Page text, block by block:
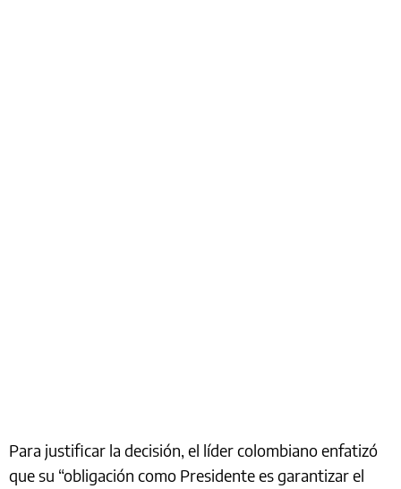
Para justificar la decisión, el líder colombiano enfatizó
que su “obligación como Presidente es garantizar el